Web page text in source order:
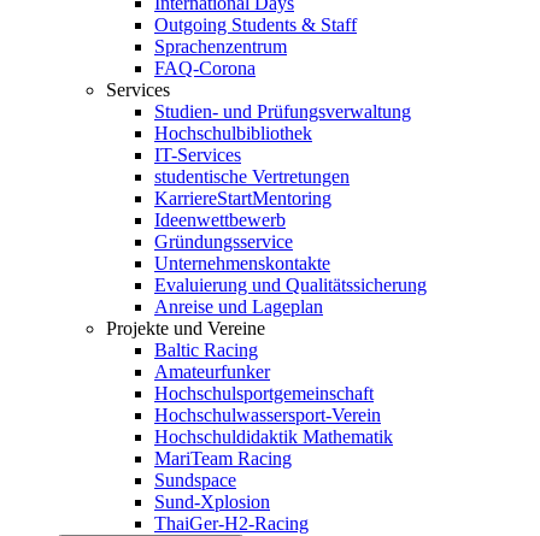
Outgoing Students & Staff
Sprachenzentrum
FAQ-Corona
Services
Studien- und Prüfungsverwaltung
Hochschulbibliothek
IT-Services
studentische Vertretungen
KarriereStartMentoring
Ideenwettbewerb
Gründungsservice
Unternehmenskontakte
Evaluierung und Qualitätssicherung
Anreise und Lageplan
Projekte und Vereine
Baltic Racing
Amateurfunker
Hochschulsportgemeinschaft
Hochschulwassersport-Verein
Hochschuldidaktik Mathematik
MariTeam Racing
Sundspace
Sund-Xplosion
ThaiGer-H2-Racing